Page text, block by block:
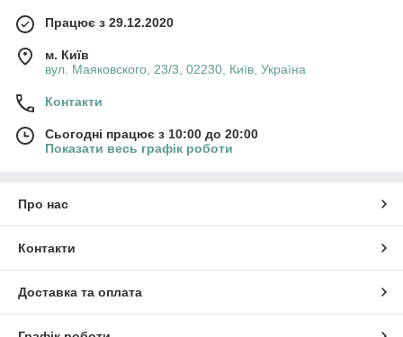
Працює з 29.12.2020
м. Київ
вул. Маяковского, 23/3, 02230, Київ, Україна
Контакти
Сьогодні працює з 10:00 до 20:00
Показати весь графік роботи
Про нас
Контакти
Доставка та оплата